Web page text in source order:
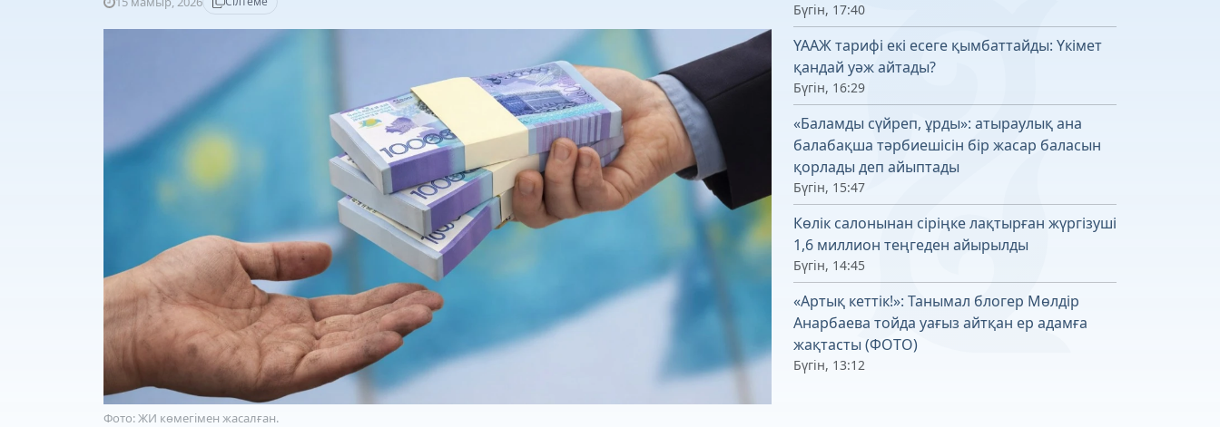
Фото: ЖИ көмегімен жасалған.
Бүгін, 17:40
ҮААЖ тарифі екі есеге қымбаттайды: Үкімет
қандай уәж айтады?
Бүгін, 16:29
«Баламды сүйреп, ұрды»: атыраулық ана
балабақша тәрбиешісін бір жасар баласын
қорлады деп айыптады
Бүгін, 15:47
Көлік салонынан сіріңке лақтырған жүргізуші
1,6 миллион теңгеден айырылды
Бүгін, 14:45
«Артық кеттік!»: Танымал блогер Мөлдір
Анарбаева тойда уағыз айтқан ер адамға
жақтасты (ФОТО)
Бүгін, 13:12